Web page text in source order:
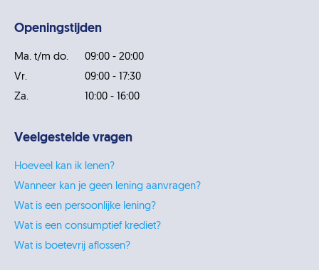
Openingstijden
Ma. t/m do.
09:00 - 20:00
Vr.
09:00 - 17:30
Za.
10:00 - 16:00
Veelgestelde vragen
Hoeveel kan ik lenen?
Wanneer kan je geen lening aanvragen?
Wat is een persoonlijke lening?
Wat is een consumptief krediet?
Wat is boetevrij aflossen?